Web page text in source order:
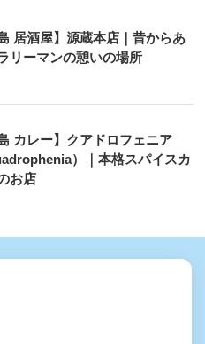
島 居酒屋】源蔵本店｜昔からあ
リーマンの憩いの場所
島 カレー】クアドロフェニア
）｜本格スパイスカ
お店